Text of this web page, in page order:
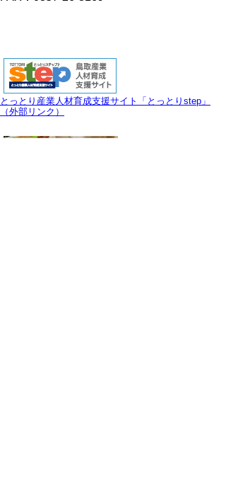
とっとり産業人材育成支援サイト「とっとりstep」
（外部リンク）